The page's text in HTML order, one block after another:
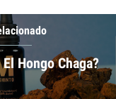
El Hongo Chaga?